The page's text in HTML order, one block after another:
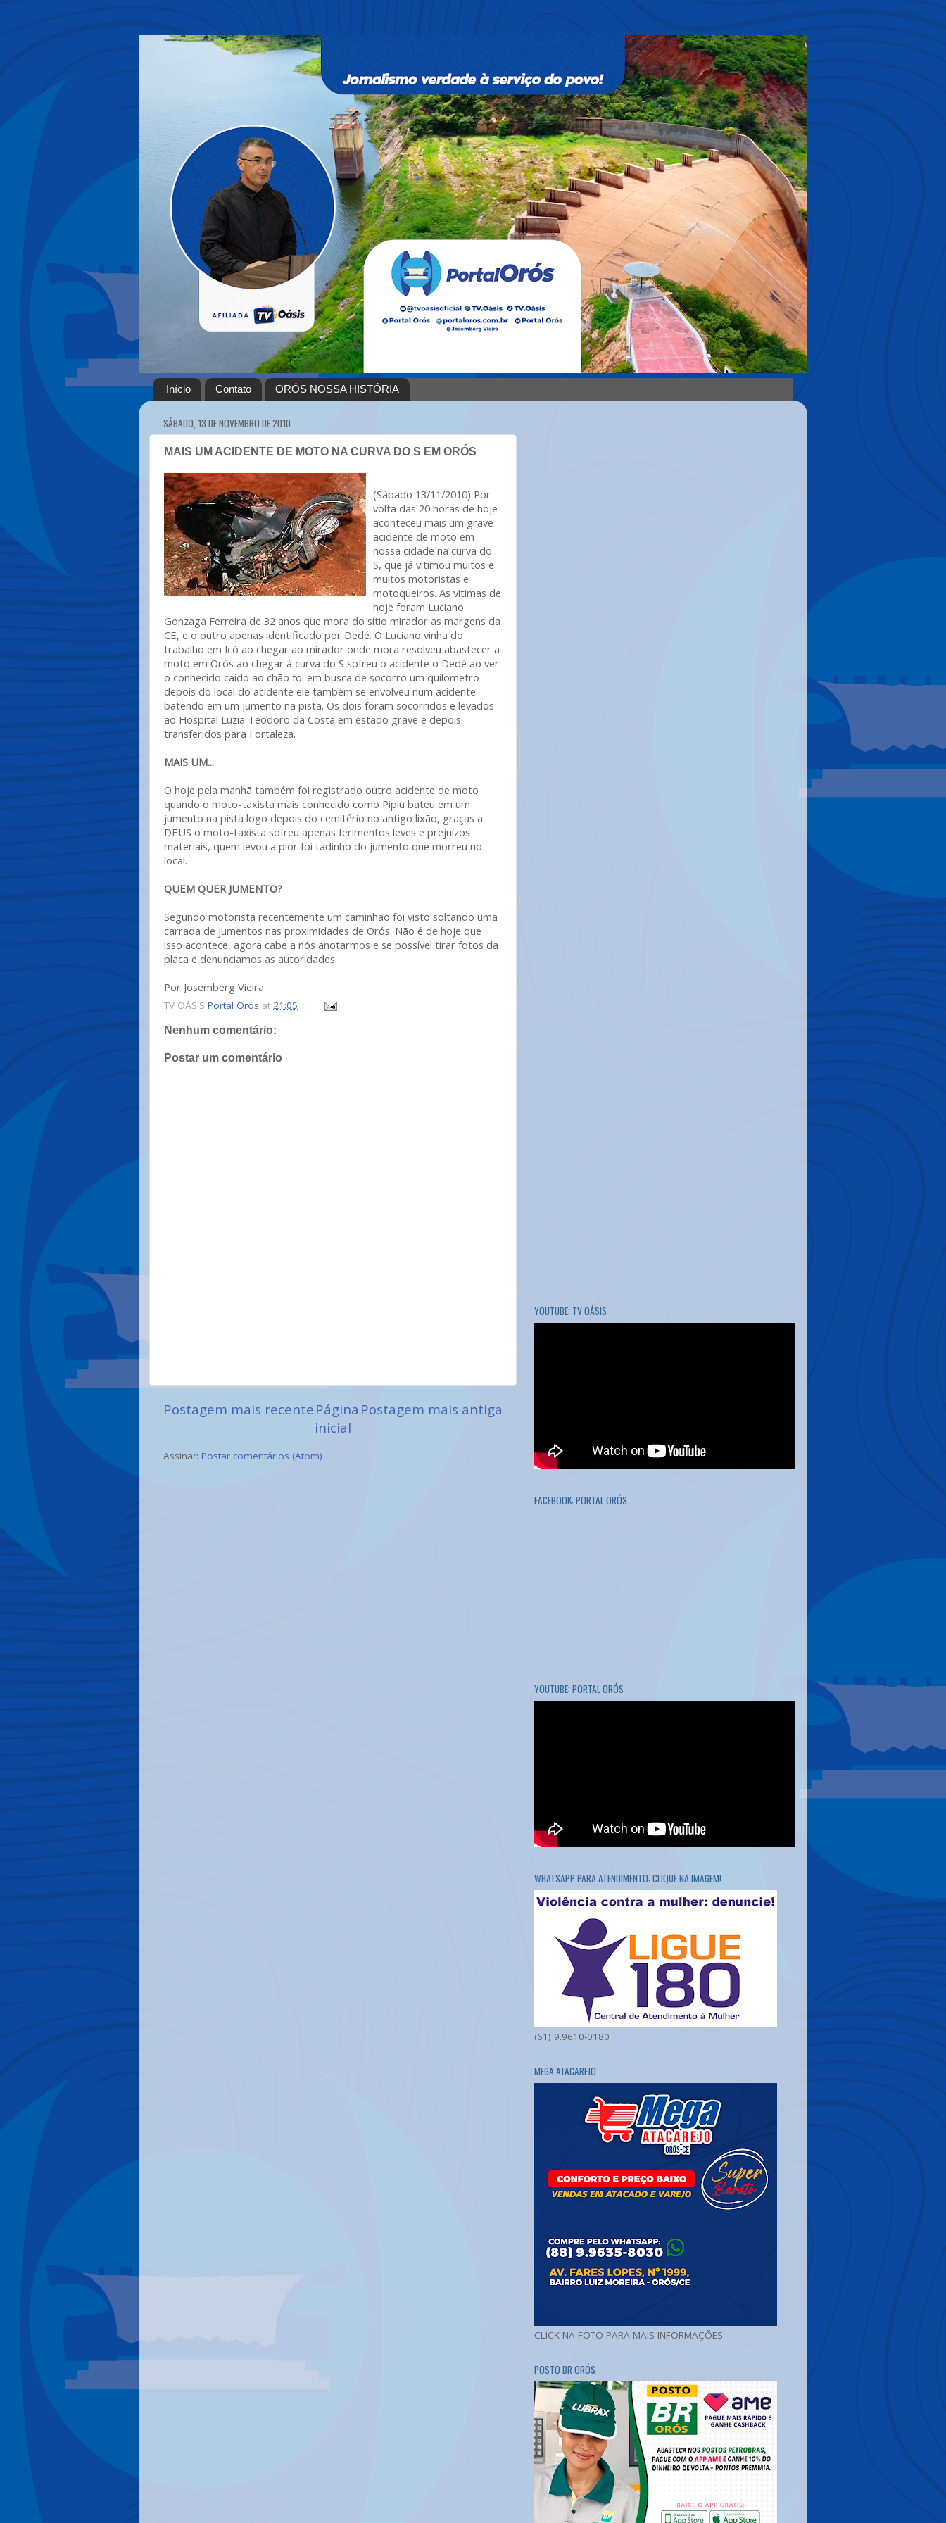
Início Contato ORÓS NOSSA HISTÓRIA
SÁBADO, 13 DE NOVEMBRO DE 2010
MAIS UM ACIDENTE DE MOTO NA CURVA DO S EM ORÓS
(Sábado 13/11/2010) Por
volta das 20 horas de hoje
aconteceu mais um grave
acidente de moto em
nossa cidade na curva do
S, que já vitimou muitos e
muitos motoristas e
motoqueiros. As vitimas de
hoje foram Luciano
Gonzaga Ferreira de 32 anos que mora do sítio mirador as margens da
CE, e o outro apenas identificado por Dedé. O Luciano vinha do
trabalho em Icó ao chegar ao mirador onde mora resolveu abastecer a
moto em Orós ao chegar à curva do S sofreu o acidente o Dedé ao ver
o conhecido caído ao chão foi em busca de socorro um quilometro
depois do local do acidente ele também se envolveu num acidente
batendo em um jumento na pista. Os dois foram socorridos e levados
ao Hospital Luzia Teodoro da Costa em estado grave e depois
transferidos para Fortaleza.
MAIS UM...
O hoje pela manhã também foi registrado outro acidente de moto
quando o moto-taxista mais conhecido como Pipiu bateu em um
jumento na pista logo depois do cemitério no antigo lixão, graças a
DEUS o moto-taxista sofreu apenas ferimentos leves e prejuízos
materiais, quem levou a pior foi tadinho do jumento que morreu no
local.
QUEM QUER JUMENTO?
Segundo motorista recentemente um caminhão foi visto soltando uma
carrada de jumentos nas proximidades de Orós. Não é de hoje que
isso acontece, agora cabe a nós anotarmos e se possível tirar fotos da
placa e denunciamos as autoridades.
Por Josemberg Vieira
TV OÁSIS Portal Orós at 21:05
Nenhum comentário:
Postar um comentário
Postagem mais recente Postagem mais antiga
Página
inicial
Assinar: Postar comentários (Atom)
YOUTUBE: TV OÁSIS
FACEBOOK: PORTAL ORÓS
YOUTUBE: PORTAL ORÓS
WHATSAPP PARA ATENDIMENTO: CLIQUE NA IMAGEM!
(61) 9.9610-0180
MEGA ATACAREJO
CLICK NA FOTO PARA MAIS INFORMAÇÕES
POSTO BR ORÓS